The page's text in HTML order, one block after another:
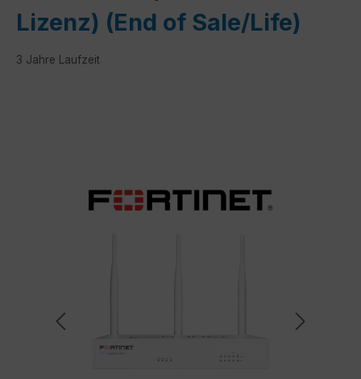
Lizenz) (End of Sale/Life)
3 Jahre Laufzeit